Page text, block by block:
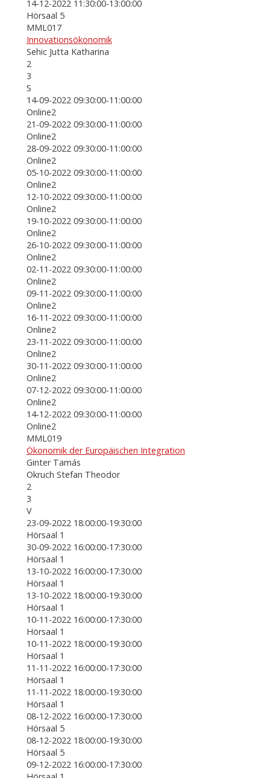
14-12-2022 11:30:00-13:00:00
Hörsaal 5
MML017
Innovationsökonomik
Sehic Jutta Katharina
2
3
S
14-09-2022 09:30:00-11:00:00
Online2
21-09-2022 09:30:00-11:00:00
Online2
28-09-2022 09:30:00-11:00:00
Online2
05-10-2022 09:30:00-11:00:00
Online2
12-10-2022 09:30:00-11:00:00
Online2
19-10-2022 09:30:00-11:00:00
Online2
26-10-2022 09:30:00-11:00:00
Online2
02-11-2022 09:30:00-11:00:00
Online2
09-11-2022 09:30:00-11:00:00
Online2
16-11-2022 09:30:00-11:00:00
Online2
23-11-2022 09:30:00-11:00:00
Online2
30-11-2022 09:30:00-11:00:00
Online2
07-12-2022 09:30:00-11:00:00
Online2
14-12-2022 09:30:00-11:00:00
Online2
MML019
Ökonomik der Europäischen Integration
Ginter Tamás
Okruch Stefan Theodor
2
3
V
23-09-2022 18:00:00-19:30:00
Hörsaal 1
30-09-2022 16:00:00-17:30:00
Hörsaal 1
13-10-2022 16:00:00-17:30:00
Hörsaal 1
13-10-2022 18:00:00-19:30:00
Hörsaal 1
10-11-2022 16:00:00-17:30:00
Hörsaal 1
10-11-2022 18:00:00-19:30:00
Hörsaal 1
11-11-2022 16:00:00-17:30:00
Hörsaal 1
11-11-2022 18:00:00-19:30:00
Hörsaal 1
08-12-2022 16:00:00-17:30:00
Hörsaal 5
08-12-2022 18:00:00-19:30:00
Hörsaal 5
09-12-2022 16:00:00-17:30:00